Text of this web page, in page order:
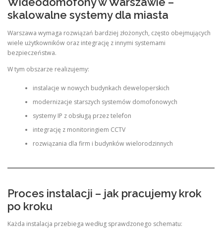
skalowalne systemy dla miasta
Warszawa wymaga rozwiązań bardziej złożonych, często obejmujących
wiele użytkowników oraz integrację z innymi systemami
bezpieczeństwa.
W tym obszarze realizujemy:
instalacje w nowych budynkach deweloperskich
modernizacje starszych systemów domofonowych
systemy IP z obsługą przez telefon
integrację z monitoringiem CCTV
rozwiązania dla firm i budynków wielorodzinnych
Proces instalacji – jak pracujemy krok
po kroku
Każda instalacja przebiega według sprawdzonego schematu: